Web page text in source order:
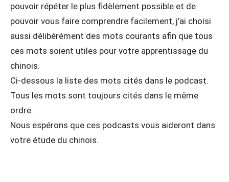
pouvoir répéter le plus fidèlement possible et de
pouvoir vous faire comprendre facilement, j’ai choisi
aussi délibérément des mots courants afin que tous
ces mots soient utiles pour votre apprentissage du
chinois.
Ci-dessous la liste des mots cités dans le podcast.
Tous les mots sont toujours cités dans le même
ordre.
Nous espérons que ces podcasts vous aideront dans
votre étude du chinois.